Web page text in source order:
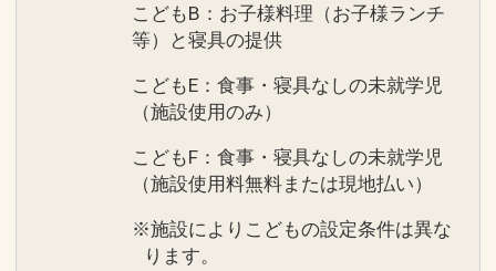
こどもB：お子様料理（お子様ランチ
等）と寝具の提供
こどもE：食事・寝具なしの未就学児
（施設使用のみ）
こどもF：食事・寝具なしの未就学児
（施設使用料無料または現地払い）
※施設によりこどもの設定条件は異な
ります。